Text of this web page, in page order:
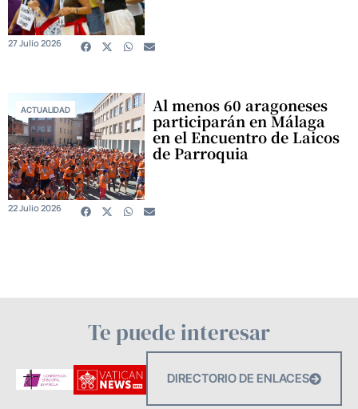
27 Julio 2026
ACTUALIDAD Al menos 60 aragoneses
participarán en Málaga
en el Encuentro de Laicos
de Parroquia
22 Julio 2026
Te puede interesar
DIRECTORIO DE ENLACES